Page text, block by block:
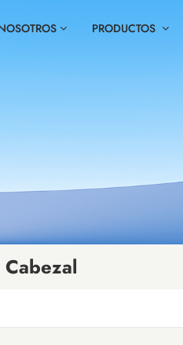
PRODUCTOS